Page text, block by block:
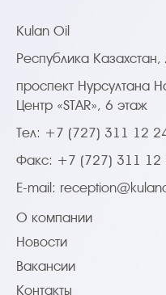
Kulan Oil
Республика
проспект Нурсултана
Центр «STAR», 6 этаж
Тел: +7 (727) 311 12
Факс: +7 (727) 311 12
E-mail:
О компании
Новости
Вакансии
Контакты